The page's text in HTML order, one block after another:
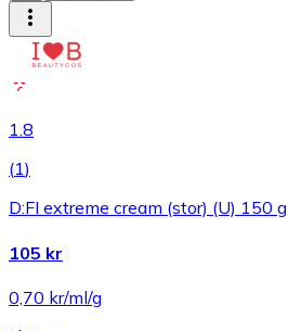
1.8
(1)
D:FI extreme cream (stor) (U) 150 g
105 kr
0,70 kr/ml/g